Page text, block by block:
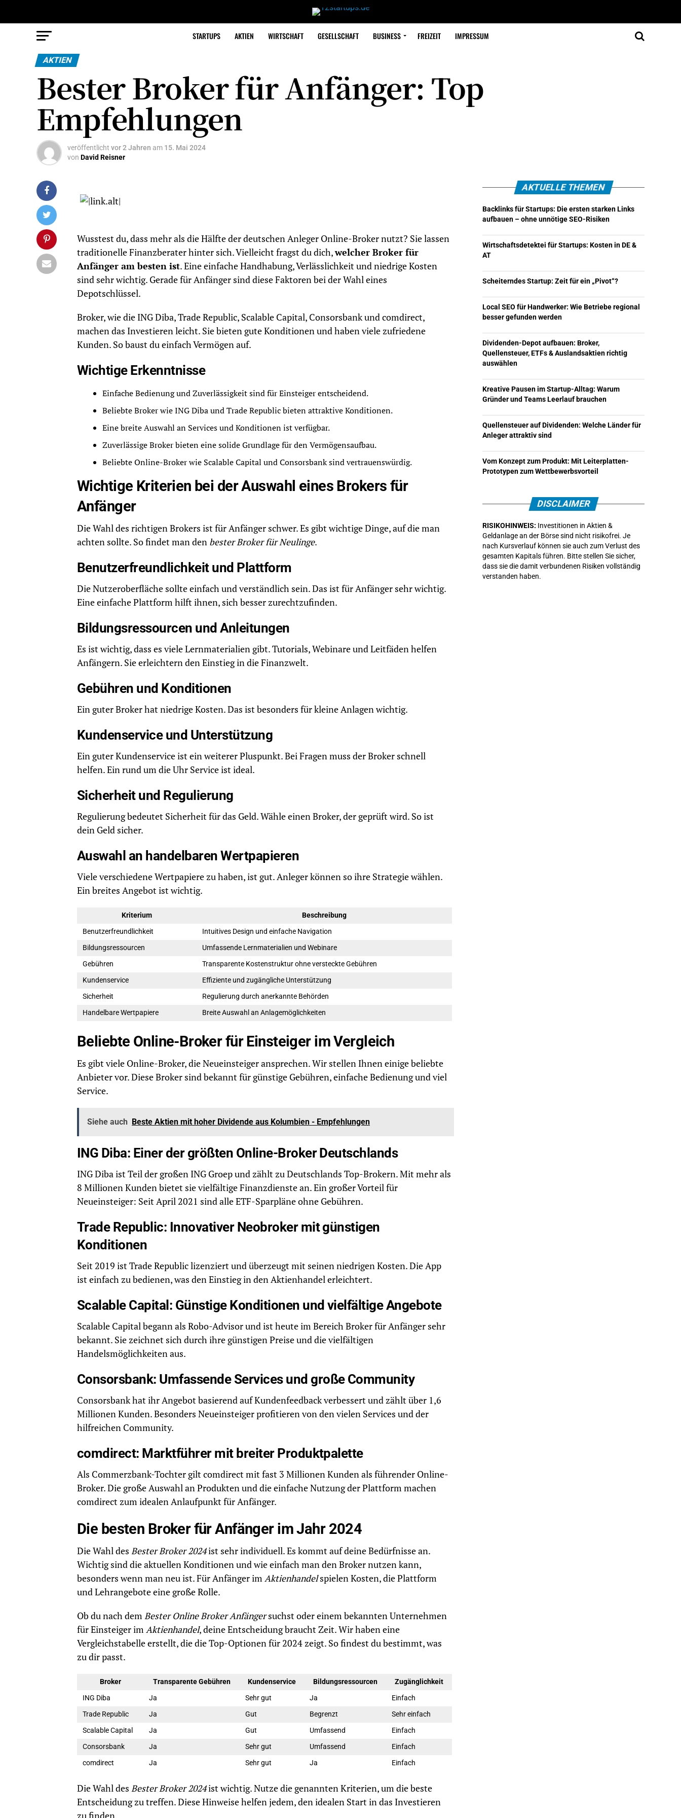
STARTUPS AKTIEN WIRTSCHAFT GESELLSCHAFT BUSINESS FREIZEIT IMPRESSUM
AKTIEN
Bester Broker für Anfänger: Top
Empfehlungen
veröffentlicht vor 2 Jahren am 15. Mai 2024
von David Reisner
Wusstest du, dass mehr als die Hälfte der deutschen Anleger Online-Broker nutzt? Sie lassen
traditionelle Finanzberater hinter sich. Vielleicht fragst du dich,welcher Broker für
Anfänger am besten ist. Eine einfache Handhabung, Verlässlichkeit und niedrige Kosten
sind sehr wichtig. Gerade für Anfänger sind diese Faktoren bei der Wahl eines
Depotschlüssel.
Broker, wie die ING Diba, Trade Republic, Scalable Capital, Consorsbank und comdirect,
machen das Investieren leicht. Sie bieten gute Konditionen und haben viele zufriedene
Kunden. So baust du einfach Vermögen auf.
Wichtige Erkenntnisse
Einfache Bedienung und Zuverlässigkeit sind für Einsteiger entscheidend.
Beliebte Broker wie ING Diba und Trade Republic bieten attraktive Konditionen.
Eine breite Auswahl an Services und Konditionen ist verfügbar.
Zuverlässige Broker bieten eine solide Grundlage für den Vermögensaufbau.
Beliebte Online-Broker wie Scalable Capital und Consorsbank sind vertrauenswürdig.
Wichtige Kriterien bei der Auswahl eines Brokers für
Anfänger
Die Wahl des richtigen Brokers ist für Anfänger schwer. Es gibt wichtige Dinge, auf die man
achten sollte. So findet man den bester Broker für Neulinge.
Benutzerfreundlichkeit und Plattform
Die Nutzeroberfläche sollte einfach und verständlich sein. Das ist für Anfänger sehr wichtig.
Eine einfache Plattform hilft ihnen, sich besser zurechtzufinden.
Bildungsressourcen und Anleitungen
Es ist wichtig, dass es viele Lernmaterialien gibt. Tutorials, Webinare und Leitfäden helfen
Anfängern. Sie erleichtern den Einstieg in die Finanzwelt.
Gebühren und Konditionen
Ein guter Broker hat niedrige Kosten. Das ist besonders für kleine Anlagen wichtig.
Kundenservice und Unterstützung
Ein guter Kundenservice ist ein weiterer Pluspunkt. Bei Fragen muss der Broker schnell
helfen. Ein rund um die Uhr Service ist ideal.
Sicherheit und Regulierung
Regulierung bedeutet Sicherheit für das Geld. Wähle einen Broker, der geprüft wird. So ist
dein Geld sicher.
Auswahl an handelbaren Wertpapieren
Viele verschiedene Wertpapiere zu haben, ist gut. Anleger können so ihre Strategie wählen.
Ein breites Angebot ist wichtig.
Kriterium
Beschreibung
Benutzerfreundlichkeit
Intuitives Design und einfache Navigation
Bildungsressourcen
Umfassende Lernmaterialien und Webinare
Gebühren
Transparente Kostenstruktur ohne versteckte Gebühren
Kundenservice
Effiziente und zugängliche Unterstützung
Sicherheit
Regulierung durch anerkannte Behörden
Handelbare Wertpapiere
Breite Auswahl an Anlagemöglichkeiten
Beliebte Online-Broker für Einsteiger im Vergleich
Es gibt viele Online-Broker, die Neueinsteiger ansprechen. Wir stellen Ihnen einige beliebte
Anbieter vor. Diese Broker sind bekannt für günstige Gebühren, einfache Bedienung und viel
Service.
Siehe auch Beste Aktien mit hoher Dividende aus Kolumbien - Empfehlungen
ING Diba: Einer der größten Online-Broker Deutschlands
ING Diba ist Teil der großen ING Groep und zählt zu Deutschlands Top-Brokern. Mit mehr als
8 Millionen Kunden bietet sie vielfältige Finanzdienste an. Ein großer Vorteil für
Neueinsteiger: Seit April 2021 sind alle ETF-Sparpläne ohne Gebühren.
Trade Republic: Innovativer Neobroker mit günstigen
Konditionen
Seit 2019 ist Trade Republic lizenziert und überzeugt mit seinen niedrigen Kosten. Die App
ist einfach zu bedienen, was den Einstieg in den Aktienhandel erleichtert.
Scalable Capital: Günstige Konditionen und vielfältige Angebote
Scalable Capital begann als Robo-Advisor und ist heute im Bereich Broker für Anfänger sehr
bekannt. Sie zeichnet sich durch ihre günstigen Preise und die vielfältigen
Handelsmöglichkeiten aus.
Consorsbank: Umfassende Services und große Community
Consorsbank hat ihr Angebot basierend auf Kundenfeedback verbessert und zählt über 1,6
Millionen Kunden. Besonders Neueinsteiger profitieren von den vielen Services und der
hilfreichen Community.
comdirect: Marktführer mit breiter Produktpalette
Als Commerzbank-Tochter gilt comdirect mit fast 3 Millionen Kunden als führender Online-
Broker. Die große Auswahl an Produkten und die einfache Nutzung der Plattform machen
comdirect zum idealen Anlaufpunkt für Anfänger.
Die besten Broker für Anfänger im Jahr 2024
Die Wahl des Bester Broker 2024ist sehr individuell. Es kommt auf deine Bedürfnisse an.
Wichtig sind die aktuellen Konditionen und wie einfach man den Broker nutzen kann,
besonders wenn man neu ist. Für Anfänger imAktienhandelspielen Kosten, die Plattform
und Lehrangebote eine große Rolle.
Ob du nach demBester Online Broker Anfängersuchst oder einem bekannten Unternehmen
für Einsteiger imAktienhandel, deine Entscheidung braucht Zeit. Wir haben eine
Vergleichstabelle erstellt, die die Top-Optionen für 2024 zeigt. So findest du bestimmt, was
zu dir passt.
Broker Transparente Gebühren Kundenservice Bildungsressourcen
Zugänglichkeit
ING Diba
Ja Sehr gut Ja
Einfach
Trade Republic
Ja Gut Begrenzt
Sehr einfach
Scalable Capital
Ja Gut Umfassend
Einfach
Consorsbank
Ja Sehr gut Umfassend
Einfach
comdirect
Ja Sehr gut Ja Einfach
Die Wahl des Bester Broker 2024ist wichtig. Nutze die genannten Kriterien, um die beste
Entscheidung zu treffen. Diese Hinweise helfen jedem, den idealen Start in das Investieren
AKTUELLE THEMEN
Backlinks für Startups: Die ersten starken Links
aufbauen – ohne unnötige SEO-Risiken
Wirtschaftsdetektei für Startups: Kosten in DE &
AT
Scheiterndes Startup: Zeit für ein „Pivot“?
Local SEO für Handwerker: Wie Betriebe regional
besser gefunden werden
Dividenden-Depot aufbauen: Broker,
Quellensteuer, ETFs & Auslandsaktien richtig
auswählen
Kreative Pausen im Startup-Alltag: Warum
Gründer und Teams Leerlauf brauchen
Quellensteuer auf Dividenden: Welche Länder für
Anleger attraktiv sind
Vom Konzept zum Produkt: Mit Leiterplatten-
Prototypen zum Wettbewerbsvorteil
DISCLAIMER
RISIKOHINWEIS: Investitionen in Aktien &
Geldanlage an der Börse sind nicht risikofrei. Je
nach Kursverlauf können sie auch zum Verlust des
gesamten Kapitals führen. Bitte stellen Sie sicher,
dass sie die damit verbundenen Risiken vollständig
verstanden haben.